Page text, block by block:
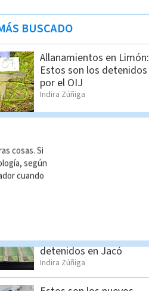
BUSCADO
Allanamientos en Limón:
Estos son los detenidos
por el OIJ
Indira Zúñiga
decomisa celulares,
drogas y armas en La
Reforma
de alias “Diablo” son
detenidos en Jacó
Indira Zúñiga
cosas. Si
según
cuando